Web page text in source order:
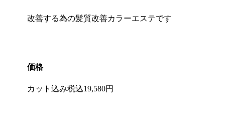
改善する為の髪質改善カラーエステです
価格
カット込み税込19,580円